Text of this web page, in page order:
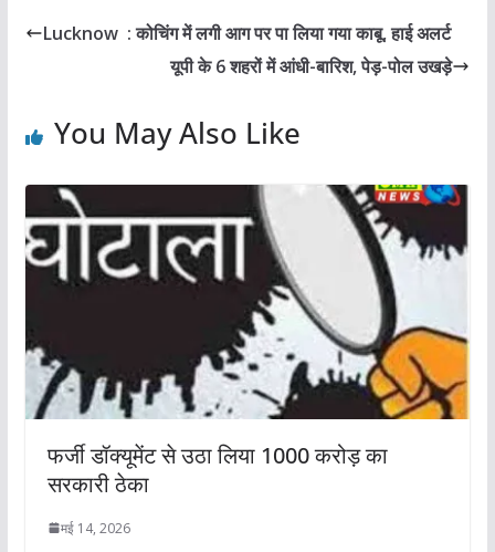
Lucknow : कोचिंग में लगी आग पर पा लिया गया काबू, हाई अलर्ट
यूपी के 6 शहरों में आंधी-बारिश, पेड़-पोल उखड़े
You May Also Like
फर्जी डॉक्‍यूमेंट से उठा लिया 1000 करोड़ का
सरकारी ठेका
मई 14, 2026